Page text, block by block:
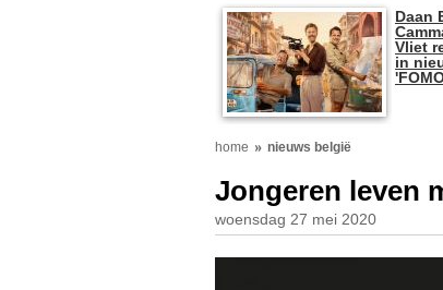
Daan
Vliet
in
home nieuws belgië
Jongeren leven
woensdag 27 mei 2020